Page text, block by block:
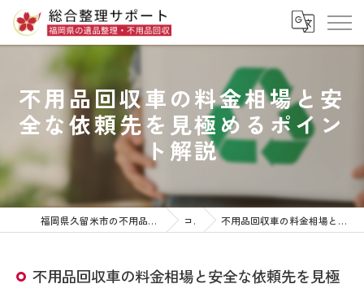
不用品回収車の料金相場と安
全な依頼先を見極めるポイン
ト解説
福岡県久留米市の不用品回収なら株式会社総合整理サポート コラム 不用品回収車の料金相場と安全な依頼先を見極めるポイント解説
不用品回収車の料金相場と安全な依頼先を見極